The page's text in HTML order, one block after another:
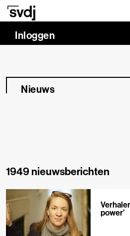
Naar hoofdinhoud
Inloggen
Nieuws
1949 nieuwsberichten
power’